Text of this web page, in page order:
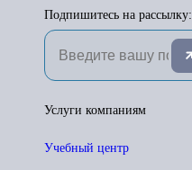
Подпишитесь на рассылку:
Услуги компаниям
Учебный центр